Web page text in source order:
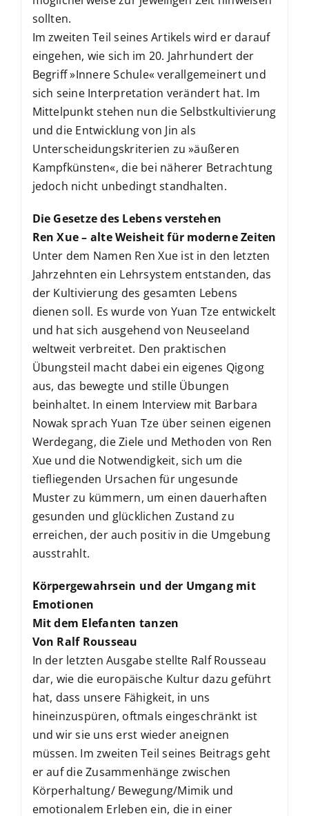
sollten.
Im zweiten Teil seines Artikels wird er darauf
eingehen, wie sich im 20. Jahrhundert der
Begriff »Innere Schule« verallgemeinert und
sich seine Interpretation verändert hat. Im
Mittelpunkt stehen nun die Selbstkultivierung
und die Entwicklung von Jin als
Unterscheidungskriterien zu »äußeren
Kampfkünsten«, die bei näherer Betrachtung
jedoch nicht unbedingt standhalten.
Die Gesetze des Lebens verstehen
Ren Xue – alte Weisheit für moderne Zeiten
Unter dem Namen Ren Xue ist in den letzten
Jahrzehnten ein Lehrsystem entstanden, das
der Kultivierung des gesamten Lebens
dienen soll. Es wurde von Yuan Tze entwickelt
und hat sich ausgehend von Neuseeland
weltweit verbreitet. Den praktischen
Übungsteil macht dabei ein eigenes Qigong
aus, das bewegte und stille Übungen
beinhaltet. In einem Interview mit Barbara
Nowak sprach Yuan Tze über seinen eigenen
Werdegang, die Ziele und Methoden von Ren
Xue und die Notwendigkeit, sich um die
tiefliegenden Ursachen für ungesunde
Muster zu kümmern, um einen dauerhaften
gesunden und glücklichen Zustand zu
erreichen, der auch positiv in die Umgebung
ausstrahlt.
Körpergewahrsein und der Umgang mit
Emotionen
Mit dem Elefanten tanzen
Von Ralf Rousseau
In der letzten Ausgabe stellte Ralf Rousseau
dar, wie die europäische Kultur dazu geführt
hat, dass unsere Fähigkeit, in uns
hineinzuspüren, oftmals eingeschränkt ist
und wir sie uns erst wieder aneignen
müssen. Im zweiten Teil seines Beitrags geht
er auf die Zusammenhänge zwischen
Körperhaltung/ Bewegung/Mimik und
emotionalem Erleben ein, die in einer